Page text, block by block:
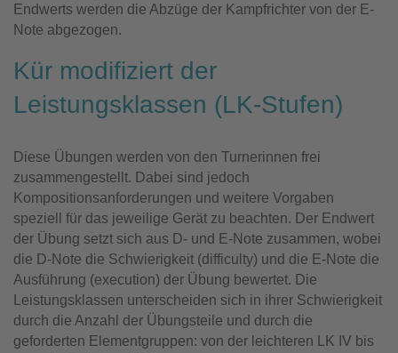
Endwerts werden die Abzüge der Kampfrichter von der E-
Note abgezogen.
Kür modifiziert der
Leistungsklassen (LK-Stufen)
Diese Übungen werden von den Turnerinnen frei
zusammengestellt. Dabei sind jedoch
Kompositionsanforderungen und weitere Vorgaben
speziell für das jeweilige Gerät zu beachten. Der Endwert
der Übung setzt sich aus D- und E-Note zusammen, wobei
die D-Note die Schwierigkeit (difficulty) und die E-Note die
Ausführung (execution) der Übung bewertet. Die
Leistungsklassen unterscheiden sich in ihrer Schwierigkeit
durch die Anzahl der Übungsteile und durch die
geforderten Elementgruppen: von der leichteren LK IV bis